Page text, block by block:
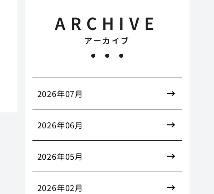
ARCHIVE
アーカイブ
2026年07月
2026年06月
2026年05月
2026年02月